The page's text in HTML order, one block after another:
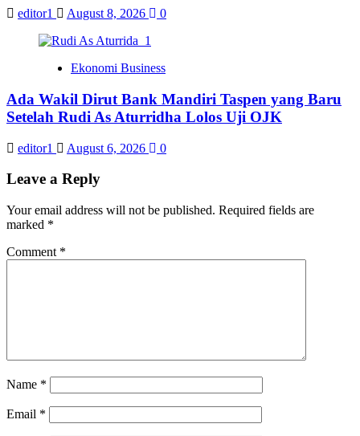
editor1 August 8, 2026 0
Ekonomi Business
Ada Wakil Dirut Bank Mandiri Taspen yang Baru
Setelah Rudi As Aturridha Lolos Uji OJK
editor1 August 6, 2026 0
Leave a Reply
Your email address will not be published. Required fields are
marked *
Comment *
Name *
Email *